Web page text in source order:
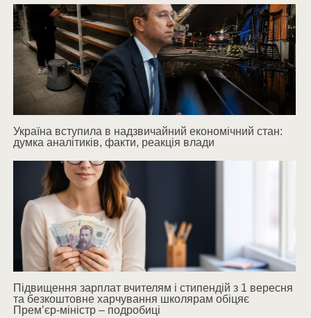
Україна вступила в надзвичайний економічний стан:
думка аналітиків, факти, реакція влади
Підвищення зарплат вчителям і стипендій з 1 вересня
та безкоштовне харчування школярам обіцяє
Прем’єр-міністр – подробиці